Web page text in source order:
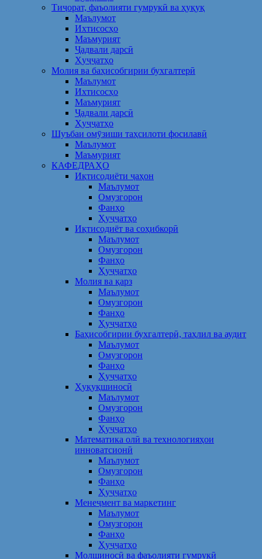
Тиҷорат, фаъолияти гумрукӣ ва ҳуқуқ
Маълумот
Ихтисосҳо
Маъмурият
Ҷадвали дарсӣ
Ҳуҷҷатҳо
Молия ва баҳисобгирии бухгалтерӣ
Маълумот
Ихтисосҳо
Маъмурият
Ҷадвали дарсӣ
Ҳуҷҷатҳо
Шуъбаи омӯзиши таҳсилоти фосилавӣ
Маълумот
Маъмурият
КАФЕДРАҲО
Иқтисодиёти ҷаҳон
Маълумот
Омузгорон
Фанҳо
Ҳуҷҷатҳо
Иқтисодиёт ва соҳибкорӣ
Маълумот
Омузгорон
Фанҳо
Ҳуҷҷатҳо
Молия ва қарз
Маълумот
Омузгорон
Фанҳо
Ҳуҷҷатҳо
Баҳисобгирии бухгалтерӣ, таҳлил ва аудит
Маълумот
Омузгорон
Фанҳо
Ҳуҷҷатҳо
Ҳуқуқшиносӣ
Маълумот
Омузгорон
Фанҳо
Ҳуҷҷатҳо
Математика олӣ ва технологияҳои
инноватсионӣ
Маълумот
Омузгорон
Фанҳо
Ҳуҷҷатҳо
Менеҷмент ва маркетинг
Маълумот
Омузгорон
Фанҳо
Ҳуҷҷатҳо
Молшиносӣ ва фаъолияти гумрукӣ